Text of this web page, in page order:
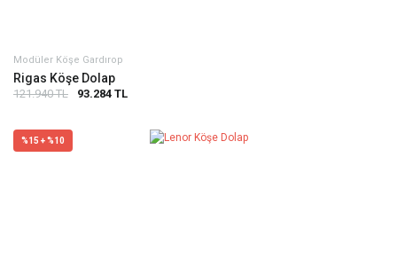
Modüler Köşe Gardırop
Rigas Köşe Dolap
121.940 TL 93.284 TL
%15 + %10